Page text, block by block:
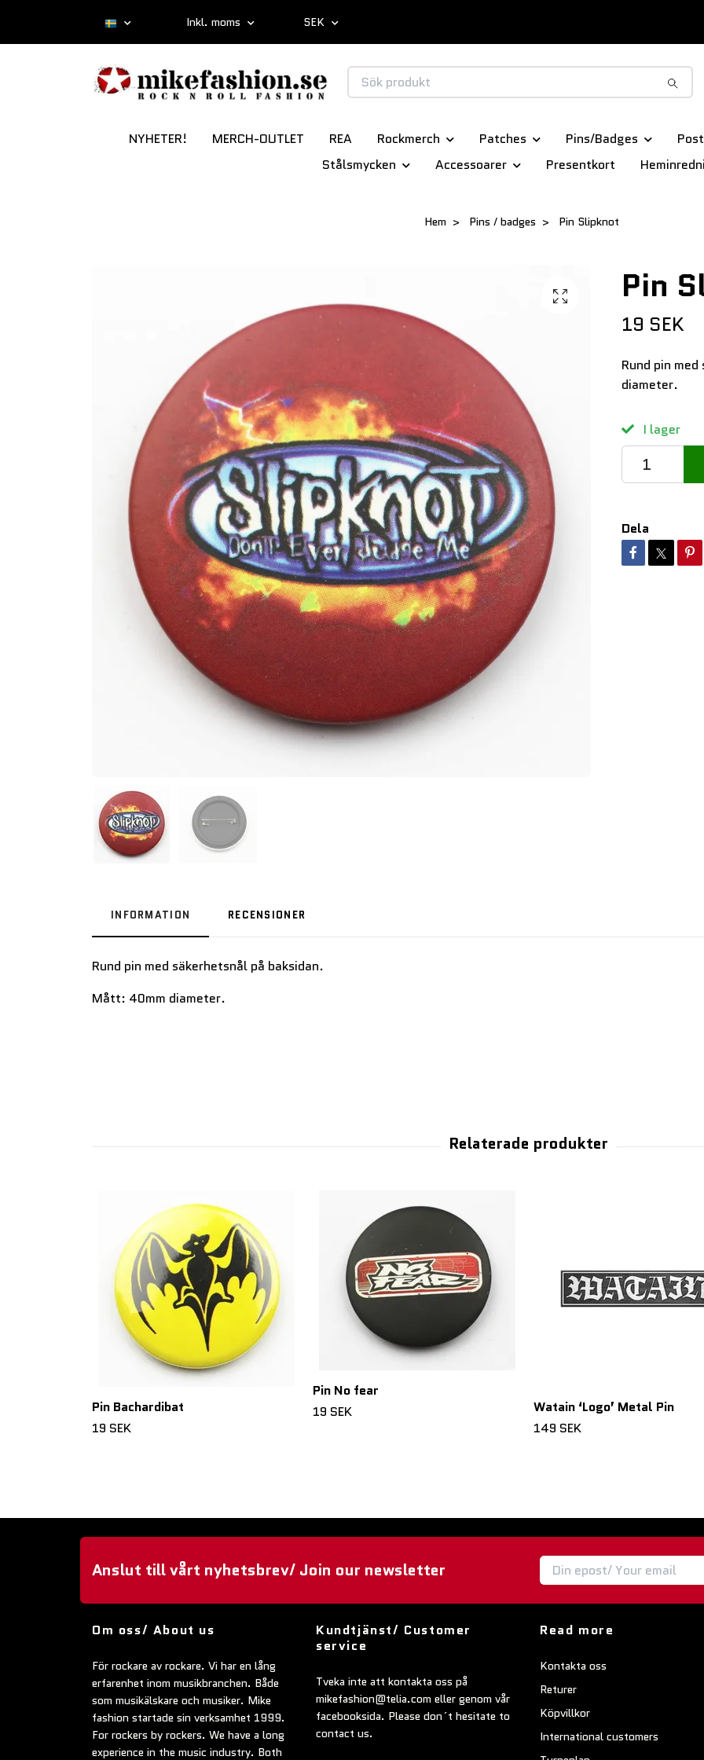
Inkl. moms SEK
NYHETER! MERCH-OUTLET REA Rockmerch Patches Pins/Badges
Stålsmycken
Accessoarer Presentkort
Hem Pins / badges Pin Slipknot
Pin
19 SEK
Rund pin
diameter.
I lager
Dela
INFORMATION RECENSIONER
Rund pin med säkerhetsnål på baksidan.
Mått: 40mm diameter.
Pin Bachardibat
19 SEK
Pin No fear
19 SEK
Watain ‘Logo’ Metal Pin
149 SEK
Anslut till vårt nyhetsbrev/ Join our newsletter
Om oss/ About us
För rockare av rockare. Vi har en lång
erfarenhet inom musikbranchen. Både
som musikälskare och musiker. Mike
fashion startade sin verksamhet 1999.
For rockers by rockers. We have a long
experience in the music industry. Both
Kundtjänst/ Customer
service
Tveka inte att kontakta oss på
mikefashion@telia.com eller genom vår
facebooksida. Please don´t hesitate to
contact us.
Read more
Kontakta oss
Returer
Köpvillkor
International customers